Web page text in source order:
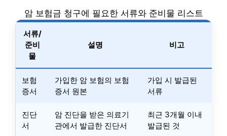
암 보험금 청구에 필요한 서류와 준비물 리스트
서류/
준비
물
설명 비고
보험
증서
가입한 암 보험의 보험
증서 원본
가입 시 발급된
서류
진단
서
암 진단을 받은 의료기
관에서 발급한 진단서
최근 3개월 이내
발급된 것